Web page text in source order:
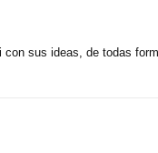
sus ideas, de todas